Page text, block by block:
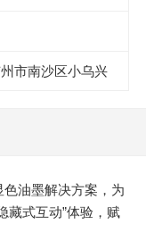
市南沙区小乌兴
油墨解决方案，为
藏式互动”体验，赋